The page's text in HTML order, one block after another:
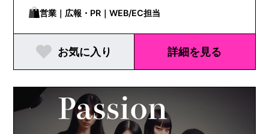
営業｜広報・PR｜WEB/EC担当
お気に入り 詳細を見る